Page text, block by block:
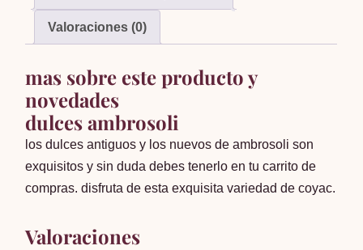
Valoraciones (0)
mas sobre este producto y
novedades
dulces ambrosoli
los dulces antiguos y los nuevos de ambrosoli son
exquisitos y sin duda debes tenerlo en tu carrito de
compras. disfruta de esta exquisita variedad de coyac.
Valoraciones